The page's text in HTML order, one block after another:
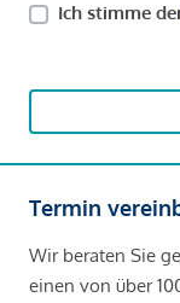
Ich stimme
Termin
Wir beraten Sie
einen von über